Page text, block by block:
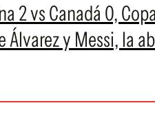
2 vs Canadá 0,
Álvarez y Messi, la